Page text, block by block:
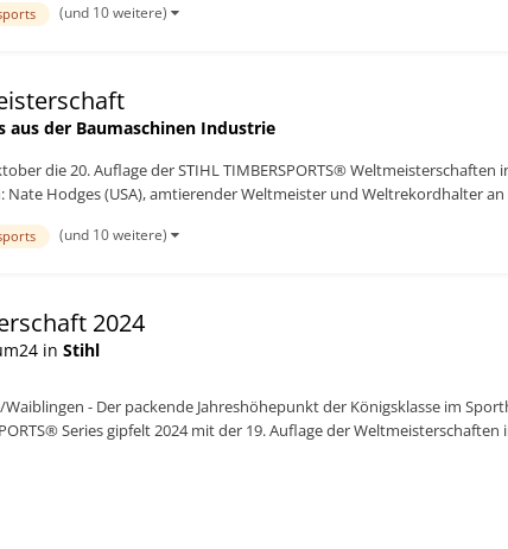
(und 10 weitere)
aus der Baumaschinen Industrie
die 20. Auflage der STIHL TIMBERSPORTS®
Hodges (USA), amtierender Weltmeister und Weltrekordhalter an
(und 10 weitere)
2024
in Stihl
- Der packende Jahreshöhepunkt der Königsklasse im
Series gipfelt 2024 mit der 19. Auflage der